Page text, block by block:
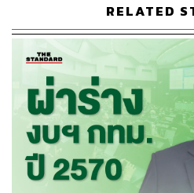
เศษ แม่มีลูกไล่ๆ กัน ทะเลาะกันต
แม่ขายก๋วยเตี๋ยว เราก็ต้องช่วยแ
ตามประสาเด็กสมัยโน้น
สมัยก่อนเป็นเด็กเรียนไหม
ผมเพิ่งมาเรียนดีเอาตอน ป.3 ส่ว
สอบได้ที่ 38-39 เกือบท้าย
RELATED